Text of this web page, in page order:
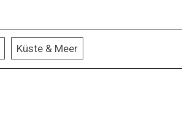
Küste & Meer